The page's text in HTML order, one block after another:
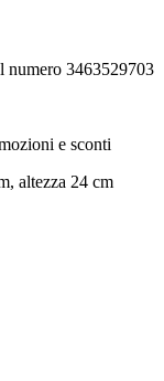
numero 3463529703
e sconti
altezza 24 cm